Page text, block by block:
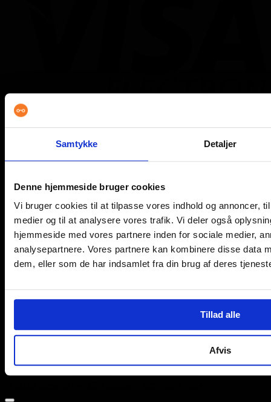
Samtykke Detaljer
Denne hjemmeside bruger cookies
Vi bruger cookies til at tilpasse vores indhold og annoncer,
medier og til at analysere vores trafik. Vi deler også
hjemmeside med vores partnere inden for sociale medier,
analysepartnere. Vores partnere kan kombinere disse data
dem, eller som de har indsamlet fra din brug af deres
Tillad alle
Afvis